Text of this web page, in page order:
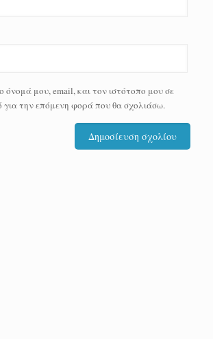
όνομά μου, email, και τον ιστότοπο μου σε
την επόμενη φορά που θα σχολιάσω.